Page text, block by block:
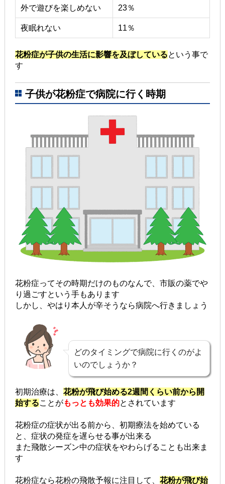
外で遊びを楽しめない 23％
夜眠れない 11％
花粉症が子供の生活に影響を及ぼしているという事で
す
子供が花粉症で病院に行く時期
花粉症ってその時期だけのものなんで、市販の薬でや
り過ごすという手もあります
しかし、やはり本人が辛そうなら病院へ行きましょう
どのタイミングで病院に行くのがよ
いのでしょうか？
初期治療は、 花粉が飛び始める2週間くらい前から開
始することがもっとも効果的とされています
花粉症の症状が出る前から、初期療法を始めている
と、症状の発症を遅らせる事が出来る
また飛散シーズン中の症状をやわらげることも出来ま
す
花粉症なら花粉の飛散予報に注目して、 花粉が飛び始